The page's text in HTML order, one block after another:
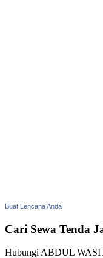
Buat Lencana Anda
Cari Sewa Tenda
Hubungi ABDUL